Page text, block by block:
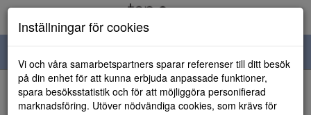
navigation
HEM
Inställningar för cookies
Vi och våra samarbetspartners sparar referenser till ditt besök
på din enhet för att kunna erbjuda anpassade funktioner,
spara besöksstatistik och för att möjliggöra personifierad
marknadsföring. Utöver nödvändiga cookies, som krävs för